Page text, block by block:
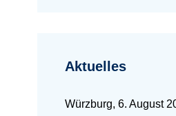
Aktuelles
Würzburg, 6. August